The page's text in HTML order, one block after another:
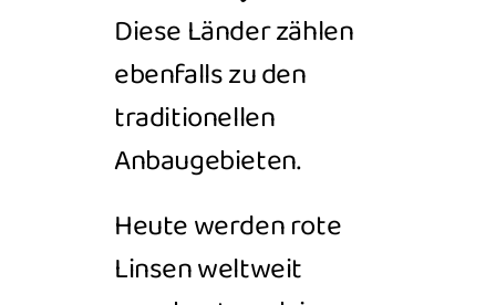
Diese Länder zählen
ebenfalls zu den
traditionellen
Anbaugebieten.
Heute werden rote
Linsen weltweit